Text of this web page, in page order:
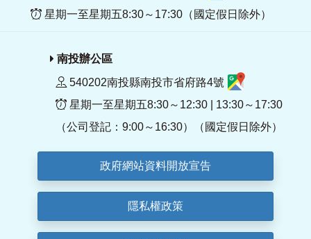
星期一至星期五8:30～17:30（國定假日除外）
南投辦公區
540202南投縣南投市省府路4號
星期一至星期五8:30～12:30 | 13:30～17:30
（公司登記：9:00～16:30）（國定假日除外）
政府網站資料開放宣告
隱私權政策